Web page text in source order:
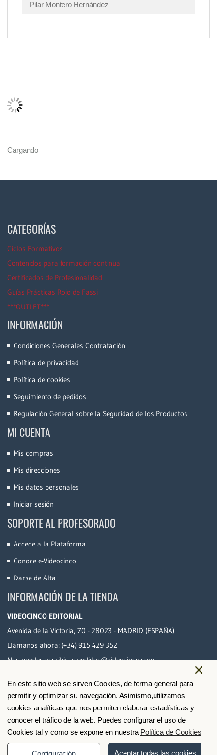
Pilar Montero Hernández
Cargando
×
En este sitio web se sirven Cookies, de forma general para
permitir y optimizar su navegación. Asimismo,utilizamos
cookies analíticas que nos permiten elaborar estadísticas y
conocer el tráfico de la web. Puedes configurar el uso de
Cookies tal y como se expone en nuestra Política de Cookies
Configuración Aceptar todas las cookies
CATEGORÍAS
Ciclos Formativos
Contenidos para formación continua
Certificados de Profesionalidad
Guías Prácticas Rojo de Fassi
***OUTLET***
INFORMACIÓN
Condiciones Generales Contratación
Política de privacidad
Política de cookies
Seguimiento de pedidos
Regulación General sobre la Seguridad de los Productos
MI CUENTA
Mis compras
Mis direcciones
Mis datos personales
Iniciar sesión
SOPORTE AL PROFESORADO
Accede a la Plataforma
Conoce e-Videocinco
Darse de Alta
INFORMACIÓN DE LA TIENDA
VIDEOCINCO EDITORIAL
Avenida de la Victoria, 70 - 28023 - MADRID (ESPAÑA)
Llámanos ahora: (+34) 915 429 352
Nos puedes escribir a:pedidos@videocinco.com
PAGO SEGURO